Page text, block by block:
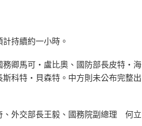
持續約一小時。
卿馬可・盧比奧、國防部長皮特・海
科特・貝森特。中方則未公布完整出
、外交部長王毅、國務院副總理 何立